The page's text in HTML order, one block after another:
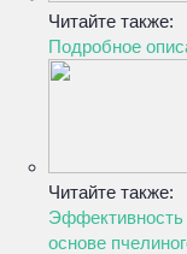
Читайте также:
Подробное
Читайте также:
Эффективность
основе